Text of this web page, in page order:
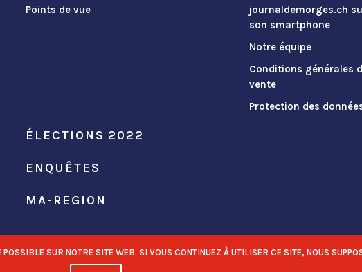
Points de vue
ÉLECTIONS 2022
ENQUÊTES
MA-REGION
journaldemorges.ch
son smartphone
Notre équipe
Conditions générales
vente
Protection des
SUR NOTRE SITE WEB. SI VOUS CONTINUEZ À UTILISER CE SITE, NOUS